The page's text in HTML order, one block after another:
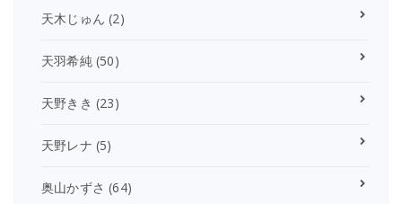
天木じゅん (2)
天羽希純(50)
天野きき (23)
天野レナ (5)
奥山かずさ (64)